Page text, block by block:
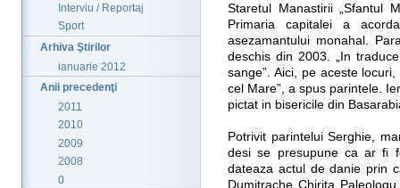
Interviu / Reportaj
Sport
Arhiva Ştirilor
ianuarie 2012
Anii precedenţi
2011
2010
2009
2008
0
Staretul Manastirii „Sfantul
Primaria capitalei a
asezamantului monahal.
deschis din 2003. „In
sange”. Aici, pe aceste
cel Mare”, a spus parintele.
pictat in bisericile din
Potrivit parintelui Serghie,
desi se presupune ca ar fi
dateaza actul de danie prin
Dumitrache Chirita